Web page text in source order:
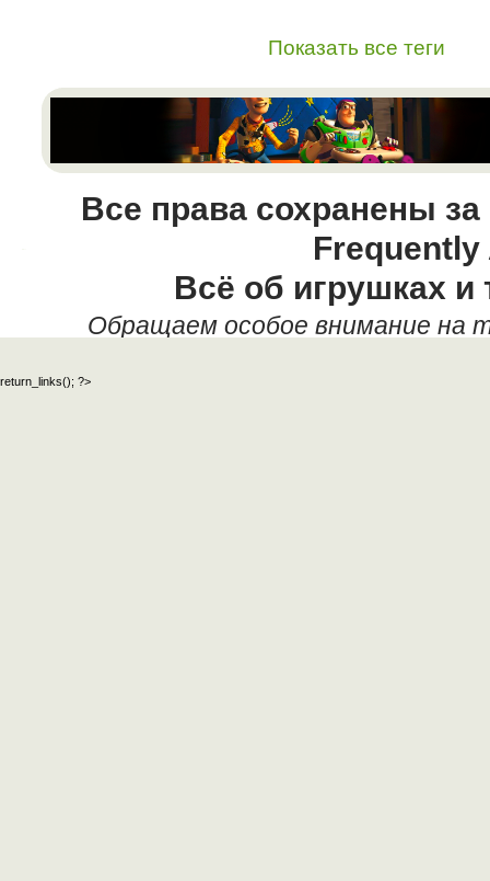
Показать все теги
Все права сохранены
Всё об игрушках и
Обращаем особое внимание на
return_links(); ?>